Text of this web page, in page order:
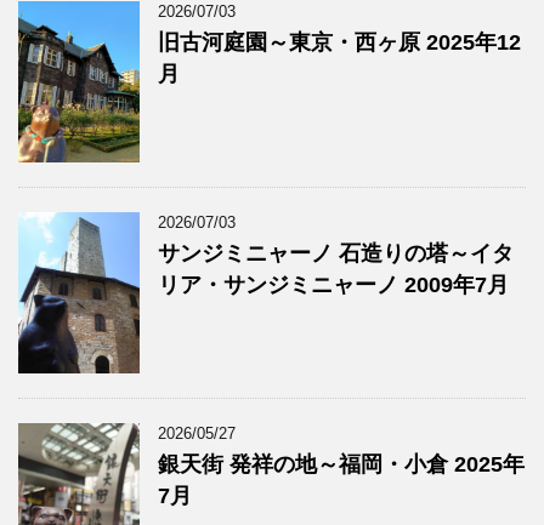
2026/07/03
旧古河庭園～東京・西ヶ原 2025年12
月
2026/07/03
サンジミニャーノ 石造りの塔～イタ
リア・サンジミニャーノ 2009年7月
2026/05/27
銀天街 発祥の地～福岡・小倉 2025年
7月